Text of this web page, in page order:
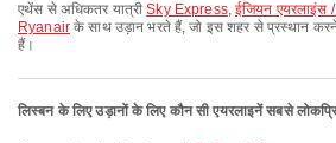
एथेंस से अधिकतर यात्रीSky Express,ईजियन
Ryanairके साथ उड़ान भरते हैं, जो इस शहर से प्रस्थान
हैं।
लिस्बन के लिए उड़ानों के लिए कौन सी एयरलाइनें सबसे